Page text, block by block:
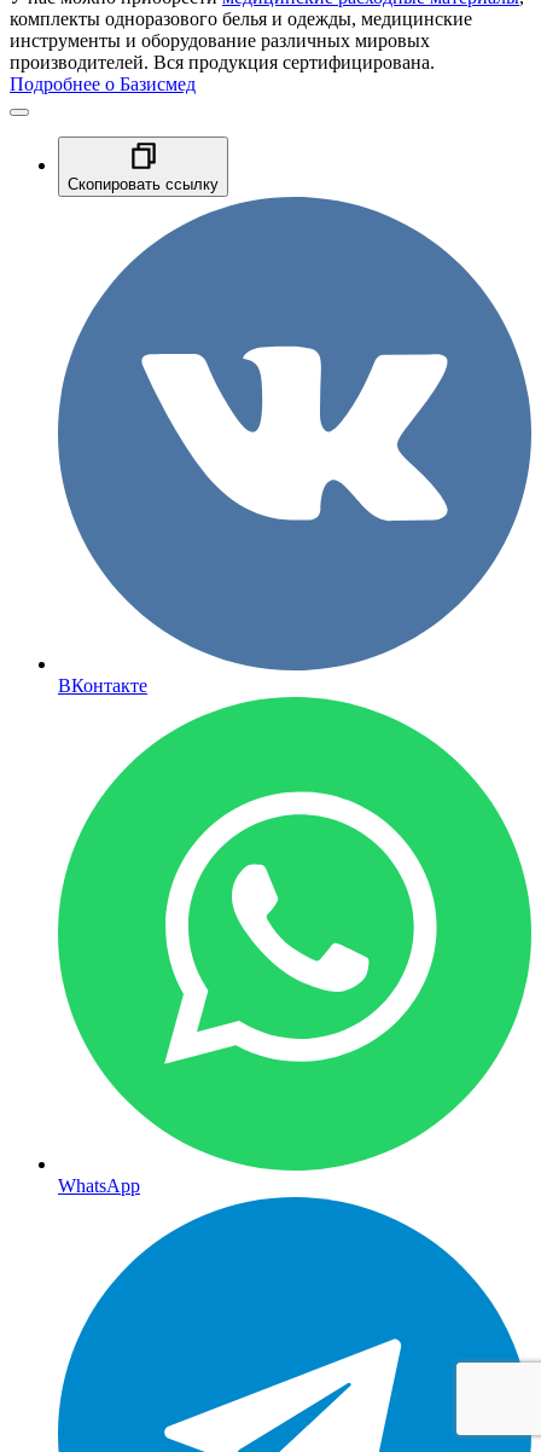
комплекты одноразового белья и одежды, медицинские
инструменты и оборудование различных мировых
производителей. Вся продукция сертифицирована.
Подробнее о Базисмед
Скопировать ссылку
ВКонтакте
WhatsApp